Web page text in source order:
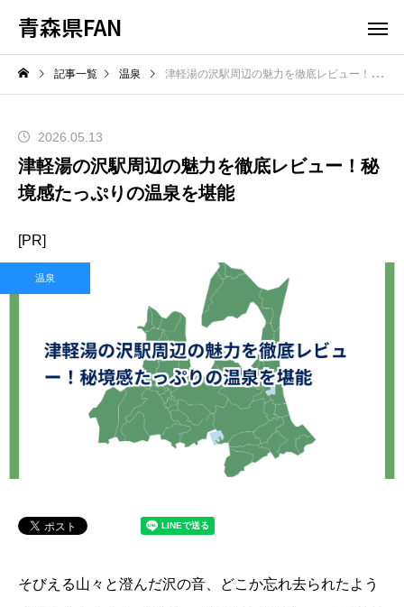
青森県FAN
記事一覧 温泉 津軽湯の沢駅周辺の魅力を徹底レビュー！秘境感たっぷりの温泉を堪能
2026.05.13
津軽湯の沢駅周辺の魅力を徹底レビュー！秘
境感たっぷりの温泉を堪能
[PR]
温泉
そびえる山々と澄んだ沢の音、どこか忘れ去られたよう